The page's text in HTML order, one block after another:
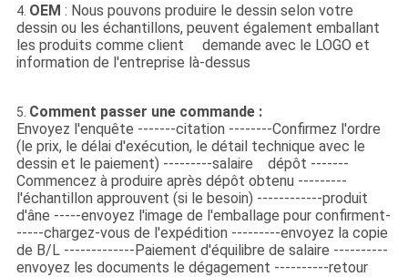
4. OEM : Nous pouvons produire le dessin selon votre
dessin ou les échantillons, peuvent également emballant
les produits comme client demande avec le LOGO et
information de l'entreprise là-dessus
5. Comment passer une commande :
Envoyez l'enquête -------citation --------Confirmez l'ordre
(le prix, le délai d'exécution, le détail technique avec le
dessin et le paiement) ---------salaire dépôt -------
Commencez à produire après dépôt obtenu ---------
l'échantillon approuvent (si le besoin) ------------produit
d'âne -----envoyez l'image de l'emballage pour confirment-
-----chargez-vous de l'expédition ---------envoyez la copie
de B/L -------------Paiement d'équilibre de salaire ----------
envoyez les documents le dégagement ----------retour